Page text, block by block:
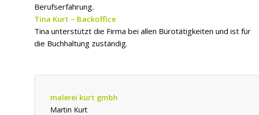
Berufserfahrung.
Tina Kurt – Backoffice
Tina unterstützt die Firma bei allen Bürotätigkeiten und ist für
die Buchhaltung zuständig.
malerei kurt gmbh
Martin Kurt